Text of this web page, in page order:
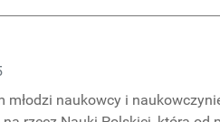
naukowcy i